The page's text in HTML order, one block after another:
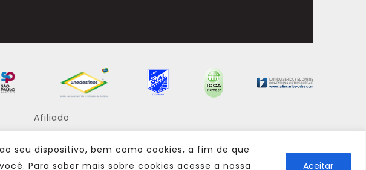
seu dispositivo, bem como cookies, a fim de que
Para saber mais sobre cookies acesse a nossa
Aceitar
Afiliado
viagem